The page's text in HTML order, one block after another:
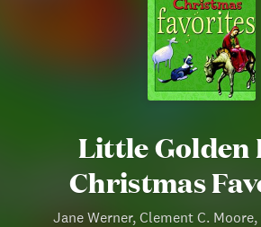
Little Golden
Christmas
Jane Werner, Clement C.